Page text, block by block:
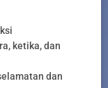
ketika, dan
dan